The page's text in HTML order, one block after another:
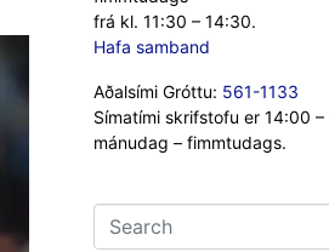
frá kl. 11:30 – 14:30.
Hafa samband
Aðalsími Gróttu: 561-1133
Símatími skrifstofu er 14:00 –
mánudag – fimmtudags.